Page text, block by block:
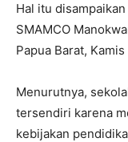
Hal itu
SMAMCO
Papua Barat,
Menurutnya,
tersendiri karena
kebijakan